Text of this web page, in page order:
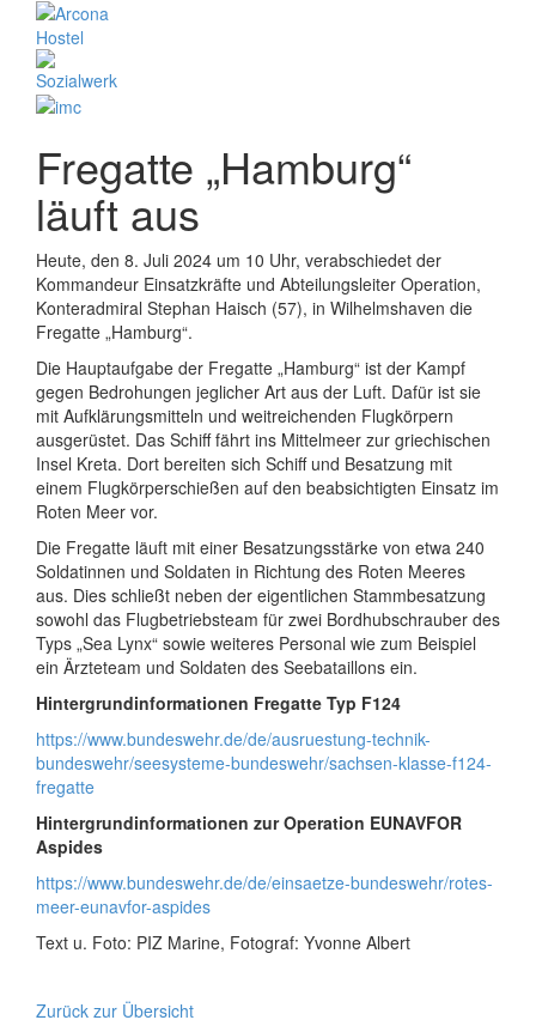
Fregatte „Hamburg“
läuft aus
Heute, den 8. Juli 2024 um 10 Uhr, verabschiedet der
Kommandeur Einsatzkräfte und Abteilungsleiter Operation,
Konteradmiral Stephan Haisch (57), in Wilhelmshaven die
Fregatte „Hamburg“.
Die Hauptaufgabe der Fregatte „Hamburg“ ist der Kampf
gegen Bedrohungen jeglicher Art aus der Luft. Dafür ist sie
mit Aufklärungsmitteln und weitreichenden Flugkörpern
ausgerüstet. Das Schiff fährt ins Mittelmeer zur griechischen
Insel Kreta. Dort bereiten sich Schiff und Besatzung mit
einem Flugkörperschießen auf den beabsichtigten Einsatz im
Roten Meer vor.
Die Fregatte läuft mit einer Besatzungsstärke von etwa 240
Soldatinnen und Soldaten in Richtung des Roten Meeres
aus. Dies schließt neben der eigentlichen Stammbesatzung
sowohl das Flugbetriebsteam für zwei Bordhubschrauber des
Typs „Sea Lynx“ sowie weiteres Personal wie zum Beispiel
ein Ärzteteam und Soldaten des Seebataillons ein.
Hintergrundinformationen Fregatte Typ F124
https://www.bundeswehr.de/de/ausruestung-technik-
bundeswehr/seesysteme-bundeswehr/sachsen-klasse-f124-
fregatte
Hintergrundinformationen zur Operation EUNAVFOR
Aspides
https://www.bundeswehr.de/de/einsaetze-bundeswehr/rotes-
meer-eunavfor-aspides
Text u. Foto: PIZ Marine, Fotograf: Yvonne Albert
Zurück zur Übersicht